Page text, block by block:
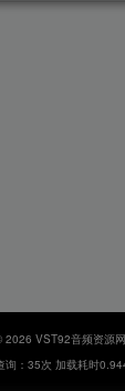
VST92音频资源
询：35次 加载耗时